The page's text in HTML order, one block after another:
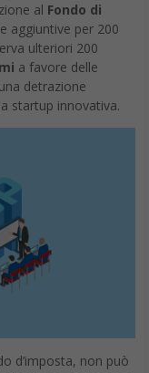
al Fondo di
aggiuntive per 200
ulteriori 200
a favore delle
detrazione
startup innovativa.
d’imposta, non può